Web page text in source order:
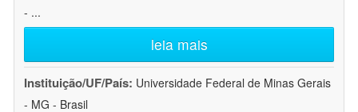
- ...
leia mais
Instituição/UF/País: Universidade Federal de Minas Gerais
- MG - Brasil